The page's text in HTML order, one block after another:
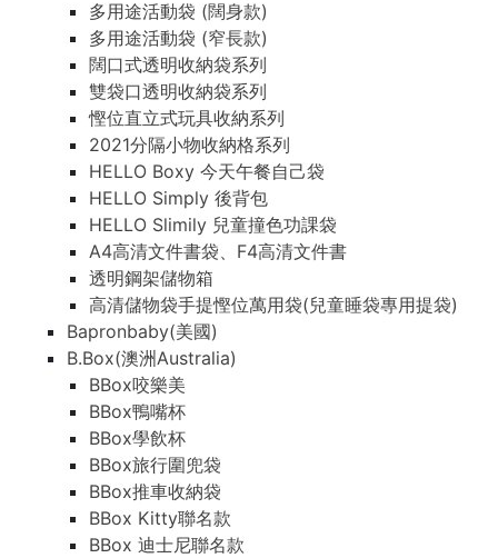
多用途活動袋 (闊身款)
多用途活動袋 (窄長款)
闊口式透明收納袋系列
雙袋口透明收納袋系列
慳位直立式玩具收納系列
2021分隔小物收納格系列
HELLO Boxy 今天午餐自己袋
HELLO Simply 後背包
HELLO Slimily 兒童撞色功課袋
A4高清文件書袋、F4高清文件書
透明鋼架儲物箱
高清儲物袋手提慳位萬用袋(兒童睡袋專用提袋)
Bapronbaby(美國)
B.Box(澳洲Australia)
BBox咬樂美
BBox鴨嘴杯
BBox學飲杯
BBox旅行圍兜袋
BBox推車收納袋
BBox Kitty聯名款
BBox 迪士尼聯名款